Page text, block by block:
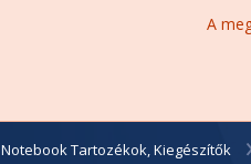
A
Notebook Tartozékok, Kiegészítők